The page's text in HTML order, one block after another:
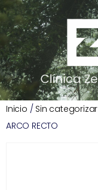
Inicio / Sin categorizar
ARCO RECTO